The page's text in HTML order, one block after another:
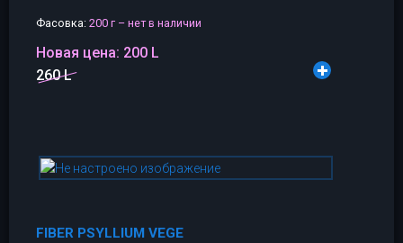
Фасовка: 200 г – нет в наличии
Новая цена: 200 L
260 L
FIBER PSYLLIUM VEGE